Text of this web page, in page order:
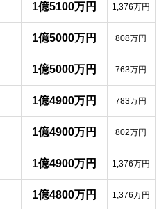
1億5100万円 1,376万円
1億5000万円 808万円
1億5000万円 763万円
1億4900万円 783万円
1億4900万円 802万円
1億4900万円 1,376万円
1億4800万円 1,376万円